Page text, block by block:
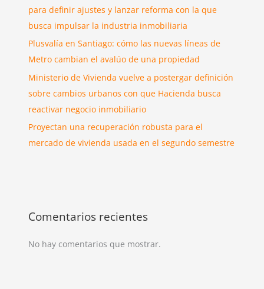
para definir ajustes y lanzar reforma con la que
busca impulsar la industria inmobiliaria
Plusvalía en Santiago: cómo las nuevas líneas de
Metro cambian el avalúo de una propiedad
Ministerio de Vivienda vuelve a postergar definición
sobre cambios urbanos con que Hacienda busca
reactivar negocio inmobiliario
Proyectan una recuperación robusta para el
mercado de vivienda usada en el segundo semestre
Comentarios recientes
No hay comentarios que mostrar.